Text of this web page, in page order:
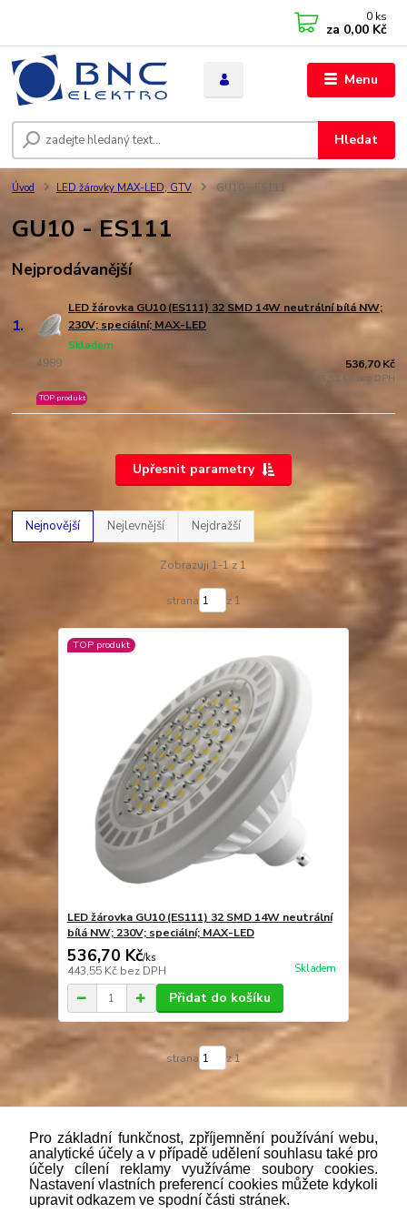
Menu
Hledat
0 ks
za 0,00 Kč
Úvod LED žárovky MAX-LED, GTV GU10 - ES111
GU10 - ES111
Nejprodávanější
1.
LED žárovka GU10 (ES111) 32 SMD 14W neutrální bílá NW;
230V; speciální; MAX-LED
4989
Skladem
TOP produkt
536,70 Kč
443,55 Kč bez DPH
Upřesnit parametry
Nejnovější Nejlevnější Nejdražší
Zobrazuji 1-1 z 1
strana z 1
TOP produkt
LED žárovka GU10 (ES111) 32 SMD 14W neutrální
bílá NW; 230V; speciální; MAX-LED
536,70 Kč/ks
443,55 Kč bez DPH Skladem
Přidat do košíku
strana z 1
Podlezákona č. 112/mmmmm2016 Sb. o evidenci tržeb je
prodávající povinen vystavit kupujícímu účtenku. Zároveň je
Pro základní funkčnost, zpříjemnění používání webu,
analytické účely a v případě udělení souhlasu také pro
účely cílení reklamy využíváme soubory cookies.
Nastavení vlastních preferencí cookies můžete kdykoli
upravit odkazem ve spodní části stránek.